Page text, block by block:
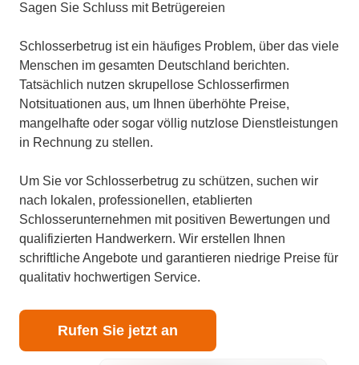
Sagen Sie Schluss mit Betrügereien
Schlosserbetrug ist ein häufiges Problem, über das viele
Menschen im gesamten Deutschland berichten.
Tatsächlich nutzen skrupellose Schlosserfirmen
Notsituationen aus, um Ihnen überhöhte Preise,
mangelhafte oder sogar völlig nutzlose Dienstleistungen
in Rechnung zu stellen.
Um Sie vor Schlosserbetrug zu schützen, suchen wir
nach lokalen, professionellen, etablierten
Schlosserunternehmen mit positiven Bewertungen und
qualifizierten Handwerkern. Wir erstellen Ihnen
schriftliche Angebote und garantieren niedrige Preise für
qualitativ hochwertigen Service.
Rufen Sie jetzt an